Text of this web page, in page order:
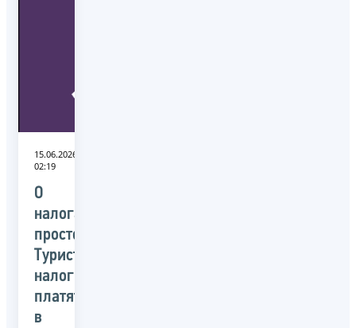
15.06.2026
02:19
О
налогах
просто:
Туристический
налог
платят
в